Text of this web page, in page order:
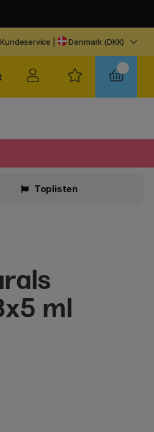
Kundeservice Denmark (DKK)
Toplisten
ml